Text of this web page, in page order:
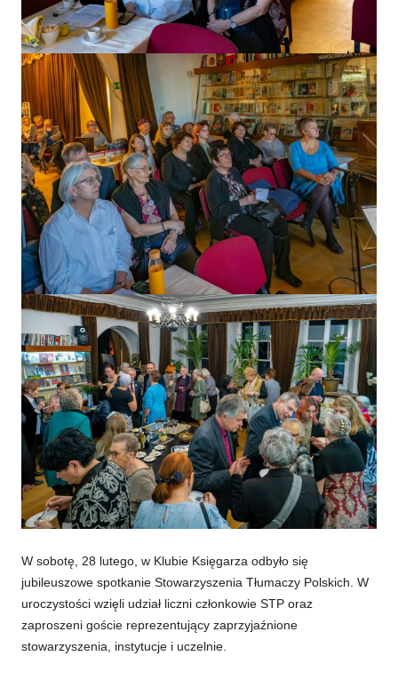
W sobotę, 28 lutego, w Klubie Księgarza odbyło się
jubileuszowe spotkanie Stowarzyszenia Tłumaczy Polskich. W
uroczystości wzięli udział liczni członkowie STP oraz
zaproszeni goście reprezentujący zaprzyjaźnione
stowarzyszenia, instytucje i uczelnie.